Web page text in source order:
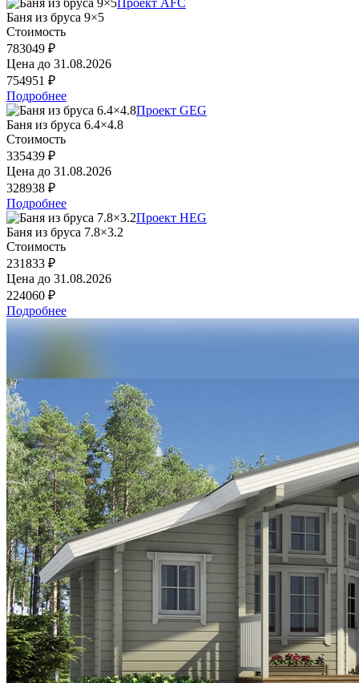
Баня из бруса 9×5
Стоимость
783049 ₽
Цена до 31.08.2026
754951 ₽
Подробнее
Проект GEG
Баня из бруса 6.4×4.8
Стоимость
335439 ₽
Цена до 31.08.2026
328938 ₽
Подробнее
Проект HEG
Баня из бруса 7.8×3.2
Стоимость
231833 ₽
Цена до 31.08.2026
224060 ₽
Подробнее